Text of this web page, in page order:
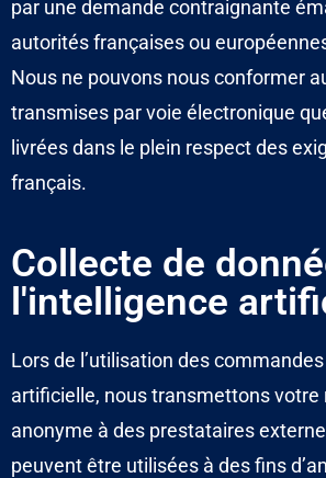
par une demande contraignante
autorités françaises ou
Nous ne pouvons nous conformer
transmises par voie électronique
livrées dans le plein respect des
français.
Collecte de
l'intelligence
Lors de l’utilisation des
artificielle, nous transmettons votre
anonyme à des prestataires
peuvent être utilisées à des fins